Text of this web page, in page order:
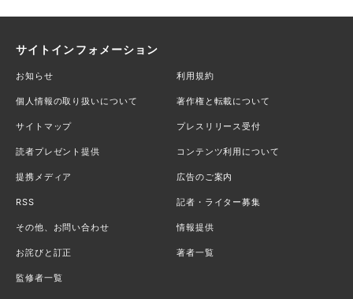
サイトインフォメーション
お知らせ 利用規約
個人情報の取り扱いについて 著作権と転載について
サイトマップ プレスリリース受付
読者プレゼント提供 コンテンツ利用について
提携メディア 広告のご案内
RSS 記者・ライター募集
その他、お問い合わせ 情報提供
お詫びと訂正 著者一覧
監修者一覧